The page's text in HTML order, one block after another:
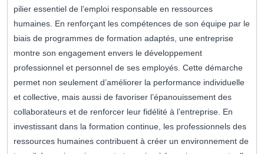
pilier essentiel de l’emploi responsable en ressources
humaines. En renforçant les compétences de son équipe par le
biais de programmes de formation adaptés, une entreprise
montre son engagement envers le développement
professionnel et personnel de ses employés. Cette démarche
permet non seulement d’améliorer la performance individuelle
et collective, mais aussi de favoriser l’épanouissement des
collaborateurs et de renforcer leur fidélité à l’entreprise. En
investissant dans la formation continue, les professionnels des
ressources humaines contribuent à créer un environnement de